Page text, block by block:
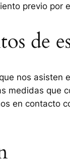
previo por
de
nos
medidas que
en contacto